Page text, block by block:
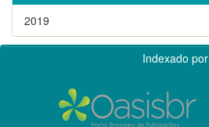
2019
Indexado por